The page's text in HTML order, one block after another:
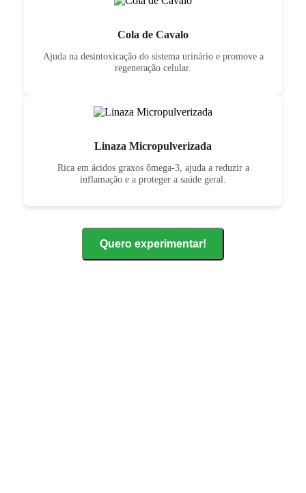
Cola de Cavalo
Ajuda na desintoxicação do sistema urinário e promove a
regeneração celular.
Linaza Micropulverizada
Rica em ácidos graxos ômega-3, ajuda a reduzir a
inflamação e a proteger a saúde geral.
Quero experimentar!